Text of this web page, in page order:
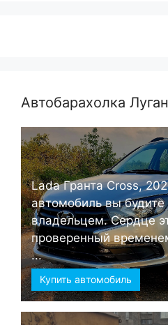
Автобарахолка
Lada Гранта Cross,
автомобиль вы
владельцем. Сердце
проверенный
...
Купить автомобиль